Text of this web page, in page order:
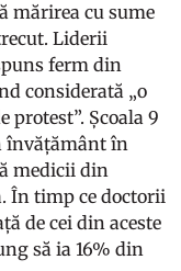
mărirea cu sume
Liderii
ferm din
considerată „o
Școala 9
învățământ în
medicii din
În timp ce doctorii
de cei din aceste
să ia 16% din